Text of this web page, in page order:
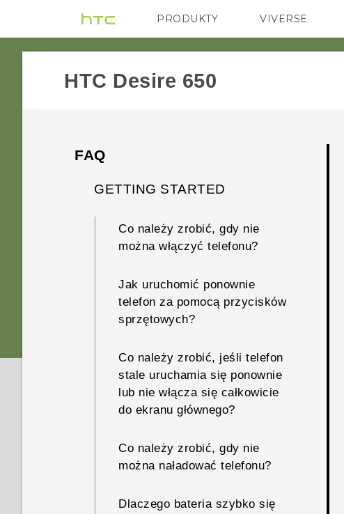
PRODUKTY
VIVE G REIGNS
VIVERSE
HTC Desire 650‎
FAQ
GETTING STARTED
Co należy zrobić, gdy nie
można włączyć telefonu?
Jak uruchomić ponownie
telefon za pomocą przycisków
sprzętowych?
Co należy zrobić, jeśli telefon
stale uruchamia się ponownie
lub nie włącza się całkowicie
do ekranu głównego?
Co należy zrobić, gdy nie
można naładować telefonu?
Dlaczego bateria szybko się